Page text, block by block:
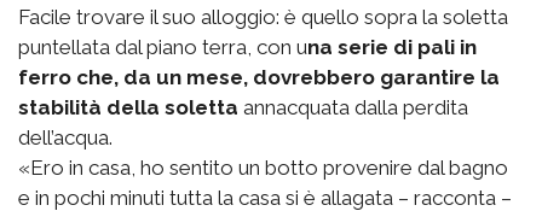
Facile trovare il suo alloggio: è quello sopra la soletta
puntellata dal piano terra, con una serie di pali in
ferro che, da un mese, dovrebbero garantire la
stabilità della soletta annacquata dalla perdita
dell’acqua.
«Ero in casa, ho sentito un botto provenire dal bagno
e in pochi minuti tutta la casa si è allagata – racconta –